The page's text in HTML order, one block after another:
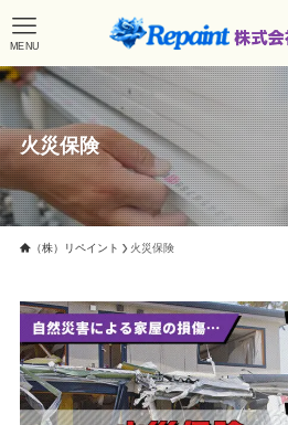
MENU
火災保険
（株）リペイント 火災保険